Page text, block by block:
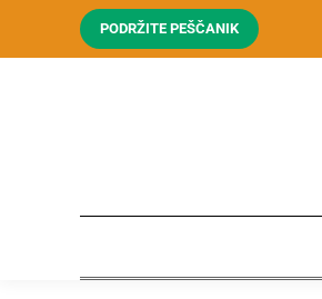
PODRŽITE PEŠČANIK